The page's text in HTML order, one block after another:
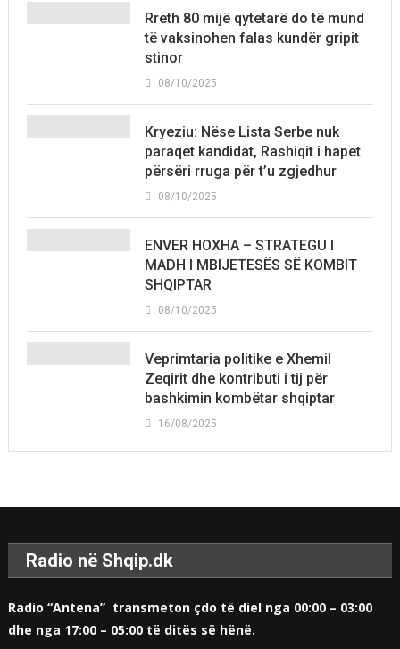
Rreth 80 mijë qytetarë do të mund
të vaksinohen falas kundër gripit
stinor
08/10/2025
Kryeziu: Nëse Lista Serbe nuk
paraqet kandidat, Rashiqit i hapet
përsëri rruga për t’u zgjedhur
08/10/2025
ENVER HOXHA – STRATEGU I
MADH I MBIJETESËS SË KOMBIT
SHQIPTAR
08/10/2025
Veprimtaria politike e Xhemil
Zeqirit dhe kontributi i tij për
bashkimin kombëtar shqiptar
16/08/2025
Radio në Shqip.dk
Radio “Antena” transmeton çdo të diel nga 00:00 – 03:00
dhe nga 17:00 – 05:00 të ditës së hënë.